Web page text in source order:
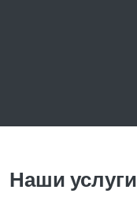
Наши услуги